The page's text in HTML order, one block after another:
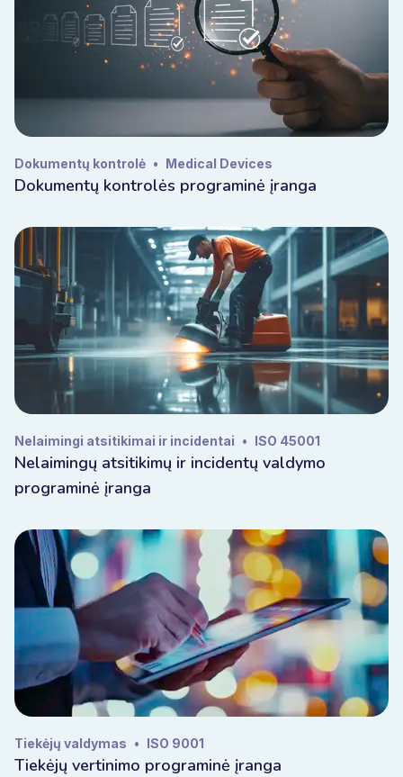
Dokumentų kontrolė • Medical Devices
Dokumentų kontrolės programinė įranga
Nelaimingi atsitikimai ir incidentai • ISO 45001
Nelaimingų atsitikimų ir incidentų valdymo
programinė įranga
Tiekėjų valdymas • ISO 9001
Tiekėjų vertinimo programinė įranga